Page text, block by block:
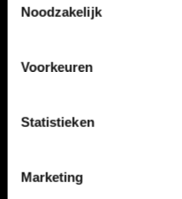
Noodzakelijk
Voorkeuren
Statistieken
Marketing